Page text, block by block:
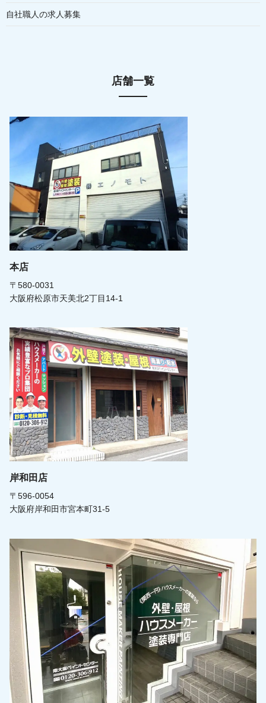
自社職人の求人募集
店舗一覧
本店
〒580-0031
大阪府松原市天美北2丁目14-1
岸和田店
〒596-0054
大阪府岸和田市宮本町31-5